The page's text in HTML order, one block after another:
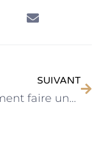
SUIVANT
Comment faire une recette cake raclette ?